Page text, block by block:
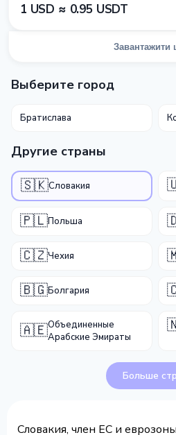
1​ USD ≈ 0​.9​5​ USDT
Завантажити
Выберите город
Братислава
Другие страны
🇸🇰Словакия
🇵🇱Польша
🇨🇿Чехия
🇧🇬Болгария
🇦🇪Объединенные
Арабские Эмираты
Больше
Словакия, член ЕС и